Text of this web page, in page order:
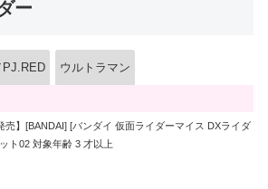
ー
PJ.RED ウルトラマン
売】[BANDAI] [バンダイ 仮面ライダーマイス DXライダ
ト02 対象年齢 3 才以上